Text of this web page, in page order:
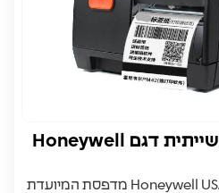
מדפסת ברקודים תעשייתית דגם Honeywell
מדפסת תעשייתית תוצרת Honeywell USA מדפסת המיועדת